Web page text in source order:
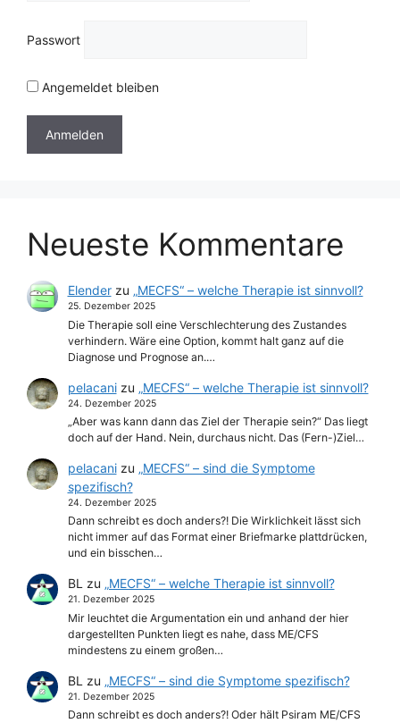
Passwort
Angemeldet bleiben
Neueste Kommentare
Elenderzu „MECFS“ – welche Therapie ist sinnvoll?
25. Dezember 2025
Die Therapie soll eine Verschlechterung des Zustandes
verhindern. Wäre eine Option, kommt halt ganz auf die
Diagnose und Prognose an.…
pelacanizu „MECFS“ – welche Therapie ist sinnvoll?
24. Dezember 2025
„Aber was kann dann das Ziel der Therapie sein?“ Das liegt
doch auf der Hand. Nein, durchaus nicht. Das (Fern-)Ziel…
pelacanizu „MECFS“ – sind die Symptome
spezifisch?
24. Dezember 2025
Dann schreibt es doch anders?! Die Wirklichkeit lässt sich
nicht immer auf das Format einer Briefmarke plattdrücken,
und ein bisschen…
BL zu „MECFS“ – welche Therapie ist sinnvoll?
21. Dezember 2025
Mir leuchtet die Argumentation ein und anhand der hier
dargestellten Punkten liegt es nahe, dass ME/CFS
mindestens zu einem großen…
BL zu „MECFS“ – sind die Symptome spezifisch?
21. Dezember 2025
Dann schreibt es doch anders?! Oder hält Psiram ME/CFS